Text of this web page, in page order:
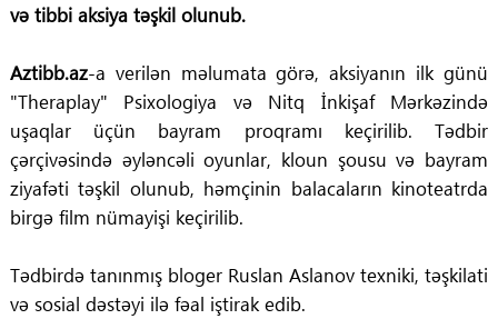
və tibbi aksiya təşkil olunub.
Aztibb.az-a verilən məlumata görə, aksiyanın ilk günü
"Theraplay" Psixologiya və Nitq İnkişaf Mərkəzində
uşaqlar üçün bayram proqramı keçirilib. Tədbir
çərçivəsində əyləncəli oyunlar, kloun şousu və bayram
ziyafəti təşkil olunub, həmçinin balacaların kinoteatrda
birgə film nümayişi keçirilib.
Tədbirdə tanınmış bloger Ruslan Aslanov texniki, təşkilati
və sosial dəstəyi ilə fəal iştirak edib.